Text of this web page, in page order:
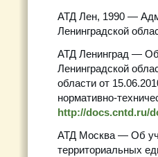
АТД Лен, 1990 —
Ленинградской
АТД Ленинград — Об
Ленинградской
области от
нормативно-
http://docs.cntd.ru/
АТД Москва — Об
территориальных